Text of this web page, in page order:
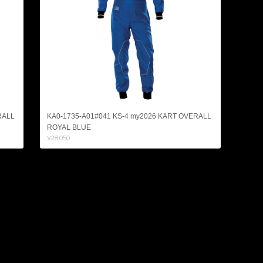
KA0-1735-A01#041 KS-4 my2026 KART OVERALL
ROYAL BLUE
¥28,050